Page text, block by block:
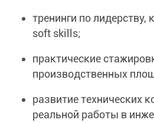
тренинги по
soft skills;
практические
производственных
развитие технических
реальной работы в